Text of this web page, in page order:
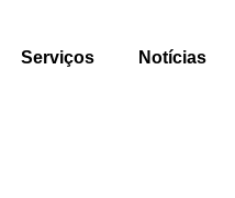
Serviços Notícias